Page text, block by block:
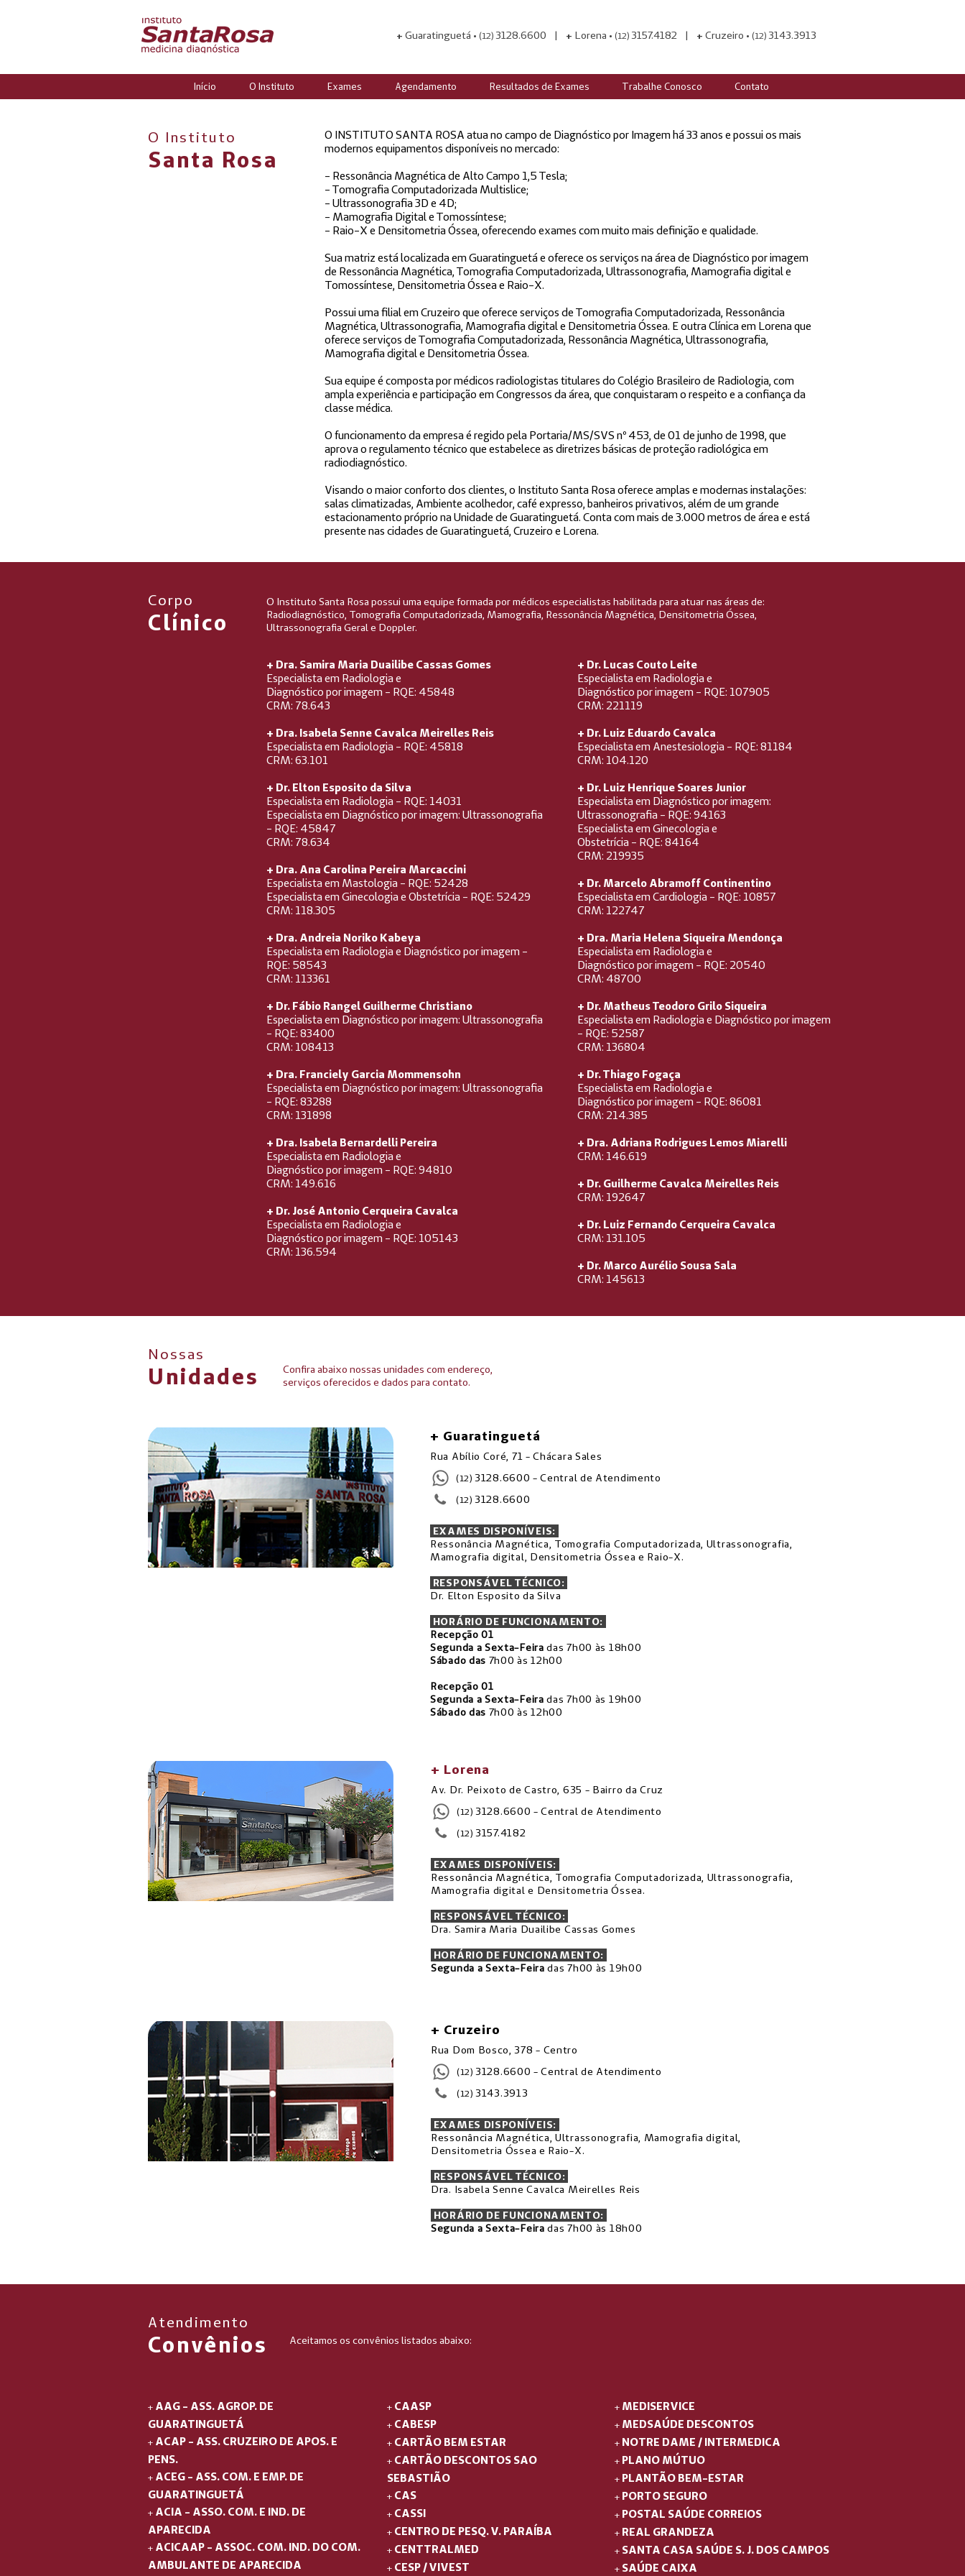
+ Guaratinguetá • (12) 3128.6600 | + Lorena • (12) 3157.4182 | + Cruzeiro • (12) 3143.3913
Início O Instituto Exames Agendamento Resultados de Exames Trabalhe Conosco Contato
O Instituto
Santa Rosa
O INSTITUTO SANTA ROSA atua no campo de Diagnóstico por Imagem há 33 anos e possui os mais
modernos equipamentos disponíveis no mercado:
- Ressonância Magnética de Alto Campo 1,5 Tesla;
- Tomografia Computadorizada Multislice;
- Ultrassonografia 3D e 4D;
- Mamografia Digital e Tomossíntese;
- Raio-X e Densitometria Óssea, oferecendo exames com muito mais definição e qualidade.
Sua matriz está localizada em Guaratinguetá e oferece os serviços na área de Diagnóstico por imagem
de Ressonância Magnética, Tomografia Computadorizada, Ultrassonografia, Mamografia digital e
Tomossíntese, Densitometria Óssea e Raio-X.
Possui uma filial em Cruzeiro que oferece serviços de Tomografia Computadorizada, Ressonância
Magnética, Ultrassonografia, Mamografia digital e Densitometria Óssea. E outra Clínica em Lorena que
oferece serviços de Tomografia Computadorizada, Ressonância Magnética, Ultrassonografia,
Mamografia digital e Densitometria Óssea.
Sua equipe é composta por médicos radiologistas titulares do Colégio Brasileiro de Radiologia, com
ampla experiência e participação em Congressos da área, que conquistaram o respeito e a confiança da
classe médica.
O funcionamento da empresa é regido pela Portaria/MS/SVS nº 453, de 01 de junho de 1998, que
aprova o regulamento técnico que estabelece as diretrizes básicas de proteção radiológica em
radiodiagnóstico.
Visando o maior conforto dos clientes, o Instituto Santa Rosa oferece amplas e modernas instalações:
salas climatizadas, Ambiente acolhedor, café expresso, banheiros privativos, além de um grande
estacionamento próprio na Unidade de Guaratinguetá. Conta com mais de 3.000 metros de área e está
presente nas cidades de Guaratinguetá, Cruzeiro e Lorena.
Corpo
Clínico
O Instituto Santa Rosa possui uma equipe formada por médicos especialistas habilitada para atuar nas áreas de:
Radiodiagnóstico, Tomografia Computadorizada, Mamografia, Ressonância Magnética, Densitometria Óssea,
Ultrassonografia Geral e Doppler.
+ Dra. Samira Maria Duailibe Cassas Gomes
Especialista em Radiologia e
Diagnóstico por imagem - RQE: 45848
CRM: 78.643
+ Dra. Isabela Senne Cavalca Meirelles Reis
Especialista em Radiologia - RQE: 45818
CRM: 63.101
+ Dr. Elton Esposito da Silva
Especialista em Radiologia - RQE: 14031
Especialista em Diagnóstico por imagem: Ultrassonografia
- RQE: 45847
CRM: 78.634
+ Dra. Ana Carolina Pereira Marcaccini
Especialista em Mastologia - RQE: 52428
Especialista em Ginecologia e Obstetrícia - RQE: 52429
CRM: 118.305
+ Dra. Andreia Noriko Kabeya
Especialista em Radiologia e Diagnóstico por imagem -
RQE: 58543
CRM: 113361
+ Dr. Fábio Rangel Guilherme Christiano
Especialista em Diagnóstico por imagem: Ultrassonografia
- RQE: 83400
CRM: 108413
+ Dra. Franciely Garcia Mommensohn
Especialista em Diagnóstico por imagem: Ultrassonografia
- RQE: 83288
CRM: 131898
+ Dra. Isabela Bernardelli Pereira
Especialista em Radiologia e
Diagnóstico por imagem - RQE: 94810
CRM: 149.616
+ Dr. José Antonio Cerqueira Cavalca
Especialista em Radiologia e
Diagnóstico por imagem - RQE: 105143
CRM: 136.594
+ Dr. Lucas Couto Leite
Especialista em Radiologia e
Diagnóstico por imagem - RQE: 107905
CRM: 221119
+ Dr. Luiz Eduardo Cavalca
Especialista em Anestesiologia - RQE: 81184
CRM: 104.120
+ Dr. Luiz Henrique Soares Junior
Especialista em Diagnóstico por imagem:
Ultrassonografia - RQE: 94163
Especialista em Ginecologia e
Obstetrícia - RQE: 84164
CRM: 219935
+ Dr. Marcelo Abramoff Continentino
Especialista em Cardiologia - RQE: 10857
CRM: 122747
+ Dra. Maria Helena Siqueira Mendonça
Especialista em Radiologia e
Diagnóstico por imagem - RQE: 20540
CRM: 48700
+ Dr. Matheus Teodoro Grilo Siqueira
Especialista em Radiologia e Diagnóstico por imagem
- RQE: 52587
CRM: 136804
+ Dr. Thiago Fogaça
Especialista em Radiologia e
Diagnóstico por imagem - RQE: 86081
CRM: 214.385
+ Dra. Adriana Rodrigues Lemos Miarelli
CRM: 146.619
+ Dr. Guilherme Cavalca Meirelles Reis
CRM: 192647
+ Dr. Luiz Fernando Cerqueira Cavalca
CRM: 131.105
+ Dr. Marco Aurélio Sousa Sala
CRM: 145613
Nossas
Unidades
Confira abaixo nossas unidades com endereço,
serviços oferecidos e dados para contato.
+ Guaratinguetá
Rua Abílio Coré, 71 - Chácara Sales
(12) 3128.6600 - Central de Atendimento
(12) 3128.6600
EXAMES DISPONÍVEIS:
Ressonância Magnética, Tomografia Computadorizada, Ultrassonografia,
Mamografia digital, Densitometria Óssea e Raio-X.
RESPONSÁVEL TÉCNICO:
Dr. Elton Esposito da Silva
HORÁRIO DE FUNCIONAMENTO:
Recepção 01
Segunda a Sexta-Feira das 7h00 às 18h00
Sábado das 7h00 às 12h00
Recepção 01
Segunda a Sexta-Feira das 7h00 às 19h00
Sábado das 7h00 às 12h00
+ Lorena
Av. Dr. Peixoto de Castro, 635 - Bairro da Cruz
(12) 3128.6600 - Central de Atendimento
(12) 3157.4182
EXAMES DISPONÍVEIS:
Ressonância Magnética, Tomografia Computadorizada, Ultrassonografia,
Mamografia digital e Densitometria Óssea.
RESPONSÁVEL TÉCNICO:
Dra. Samira Maria Duailibe Cassas Gomes
HORÁRIO DE FUNCIONAMENTO:
Segunda a Sexta-Feira das 7h00 às 19h00
+ Cruzeiro
Rua Dom Bosco, 378 - Centro
(12) 3128.6600 - Central de Atendimento
(12) 3143.3913
EXAMES DISPONÍVEIS:
Ressonância Magnética, Ultrassonografia, Mamografia digital,
Densitometria Óssea e Raio-X.
RESPONSÁVEL TÉCNICO:
Dra. Isabela Senne Cavalca Meirelles Reis
HORÁRIO DE FUNCIONAMENTO:
Segunda a Sexta-Feira das 7h00 às 18h00
Atendimento
Convênios Aceitamos os convênios listados abaixo:
+ AAG - ASS. AGROP. DE
GUARATINGUETÁ
+ ACAP - ASS. CRUZEIRO DE APOS. E
PENS.
+ ACEG - ASS. COM. E EMP. DE
GUARATINGUETÁ
+ ACIA - ASSO. COM. E IND. DE
APARECIDA
+ ACICAAP - ASSOC. COM. IND. DO COM.
AMBULANTE DE APARECIDA
+ CAASP
+ CABESP
+ CARTÃO BEM ESTAR
+ CARTÃO DESCONTOS SAO
SEBASTIÃO
+ CAS
+ CASSI
+ CENTRO DE PESQ. V. PARAÍBA
+ CENTTRALMED
+ CESP / VIVEST
+ MEDISERVICE
+ MEDSAÚDE DESCONTOS
+ NOTRE DAME / INTERMEDICA
+ PLANO MÚTUO
+ PLANTÃO BEM-ESTAR
+ PORTO SEGURO
+ POSTAL SAÚDE CORREIOS
+ REAL GRANDEZA
+ SANTA CASA SAÚDE S. J. DOS CAMPOS
+ SAÚDE CAIXA